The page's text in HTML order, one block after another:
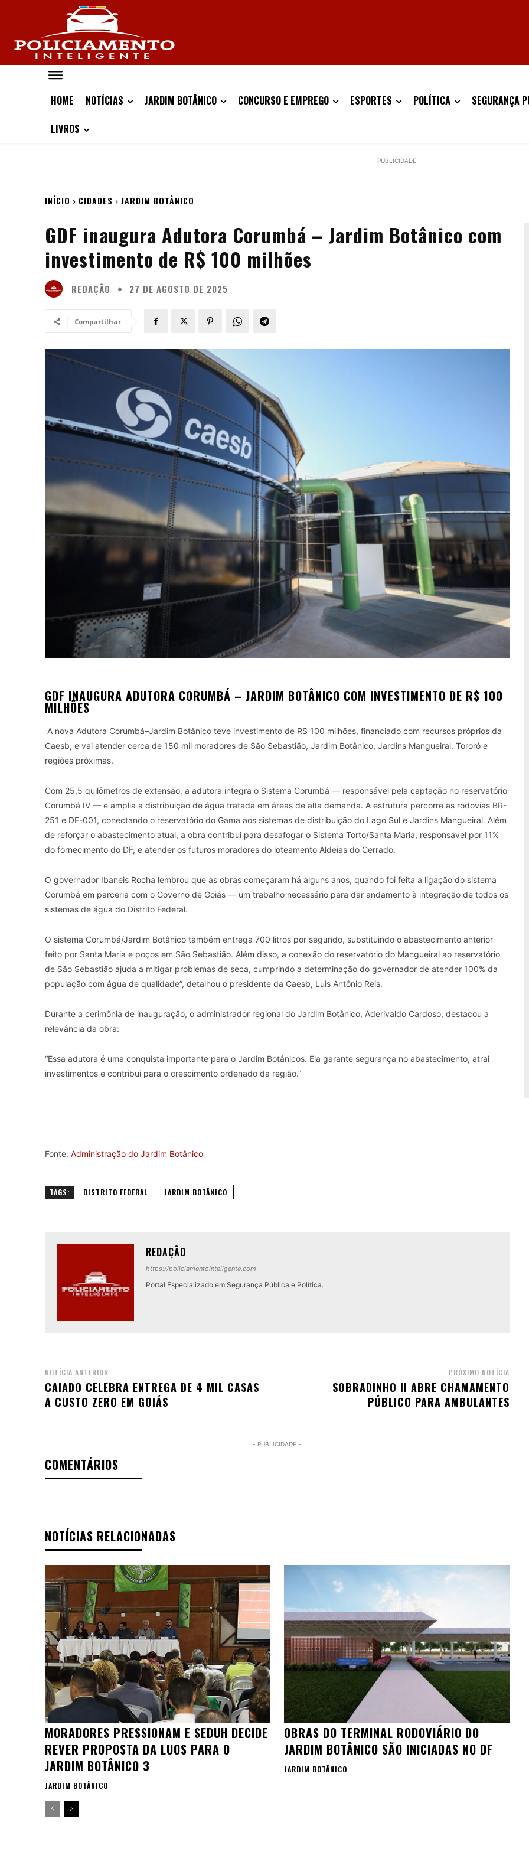
HOME NOTÍCIAS JARDIM BOTÂNICO CONCURSO E EMPREGO ESPORTES POLÍTICA SEGURANÇA
LIVROS
- PUBLICIDADE -
INÍCIO CIDADES JARDIM BOTÂNICO
GDF inaugura Adutora Corumbá – Jardim Botânico com
investimento de R$ 100 milhões
REDAÇÃO 27 DE AGOSTO DE 2025
Compartilhar
GDF INAUGURA ADUTORA CORUMBÁ – JARDIM BOTÂNICO COM INVESTIMENTO DE R$ 100
MILHÕES
A nova Adutora Corumbá–Jardim Botânico teve investimento de R$ 100 milhões, financiado com recursos próprios da
Caesb, e vai atender cerca de 150 mil moradores de São Sebastião, Jardim Botânico, Jardins Mangueiral, Tororó e
regiões próximas.
Com 25,5 quilômetros de extensão, a adutora integra o Sistema Corumbá — responsável pela captação no reservatório
Corumbá IV — e amplia a distribuição de água tratada em áreas de alta demanda. A estrutura percorre as rodovias BR-
251 e DF-001, conectando o reservatório do Gama aos sistemas de distribuição do Lago Sul e Jardins Mangueiral. Além
de reforçar o abastecimento atual, a obra contribui para desafogar o Sistema Torto/Santa Maria, responsável por 11%
do fornecimento do DF, e atender os futuros moradores do loteamento Aldeias do Cerrado.
O governador Ibaneis Rocha lembrou que as obras começaram há alguns anos, quando foi feita a ligação do sistema
Corumbá em parceria com o Governo de Goiás — um trabalho necessário para dar andamento à integração de todos os
sistemas de água do Distrito Federal.
O sistema Corumbá/Jardim Botânico também entrega 700 litros por segundo, substituindo o abastecimento anterior
feito por Santa Maria e poços em São Sebastião. Além disso, a conexão do reservatório do Mangueiral ao reservatório
de São Sebastião ajuda a mitigar problemas de seca, cumprindo a determinação do governador de atender 100% da
população com água de qualidade”, detalhou o presidente da Caesb, Luis Antônio Reis.
Durante a cerimônia de inauguração, o administrador regional do Jardim Botânico, Aderivaldo Cardoso, destacou a
relevância da obra:
“Essa adutora é uma conquista importante para o Jardim Botânicos. Ela garante segurança no abastecimento, atrai
investimentos e contribui para o crescimento ordenado da região.”
Fonte: Administração do Jardim Botânico
TAGS: DISTRITO FEDERAL JARDIM BOTÂNICO
REDAÇÃO
https://policiamentointeligente.com
Portal Especializado em Segurança Pública e Política.
NOTÍCIA ANTERIOR
CAIADO CELEBRA ENTREGA DE 4 MIL CASAS
A CUSTO ZERO EM GOIÁS
PRÓXIMO NOTÍCIA
SOBRADINHO II ABRE CHAMAMENTO
PÚBLICO PARA AMBULANTES
- PUBLICIDADE -
COMENTÁRIOS
NOTÍCIAS RELACIONADAS
MORADORES PRESSIONAM E SEDUH DECIDE
REVER PROPOSTA DA LUOS PARA O
JARDIM BOTÂNICO 3
JARDIM BOTÂNICO
OBRAS DO TERMINAL RODOVIÁRIO DO
JARDIM BOTÂNICO SÃO INICIADAS NO DF
JARDIM BOTÂNICO